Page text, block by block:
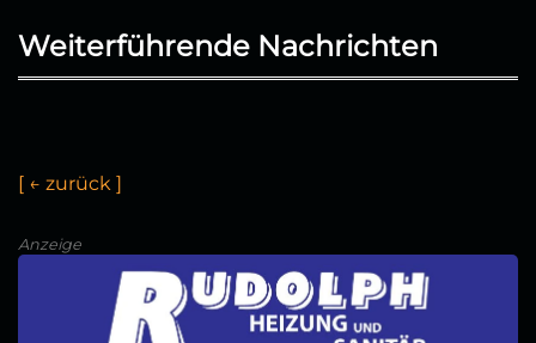
Weiterführende Nachrichten
[ ← zurück ]
Anzeige